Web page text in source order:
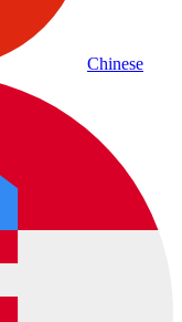
Chinese